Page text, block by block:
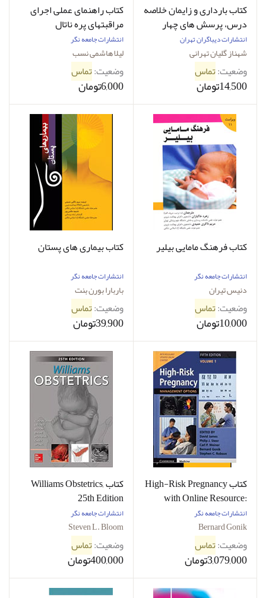
کتاب بارداری و زایمان خلاصه
درس، پرسش های چهار
گزینه ای و پاسخ های
تشریحی ویژه آزمون های
کارشناسی ارشد مامایی و
دکترای بهداشت باروری
انتشارات دیباگران تهران
شهناز گلیان تهرانی
وضعیت:تماس
14,500تومان
کتاب راهنمای عملی اجرای
مراقبتهای پره ناتال
انتشارات جامعه نگر
لیلا هاشمی نسب
وضعیت:تماس
6,000تومان
کتاب فرهنگ مامایی بیلیر
انتشارات جامعه نگر
دنیس تیران
وضعیت:تماس
10,000تومان
کتاب بیماری های پستان
انتشارات جامعه نگر
باربارا بورن بنت
وضعیت:تماس
39,900تومان
کتاب High-Risk Pregnancy
with Online Resource:
Management Options 5th
Edition | بارداری پرخطر
2جلدی جامعه نگر
انتشارات جامعه نگر
Bernard Gonik
وضعیت:تماس
3,079,000تومان
کتاب Williams Obstetrics,
25th Edition
انتشارات جامعه نگر
Steven L. Bloom
وضعیت:تماس
400,000تومان